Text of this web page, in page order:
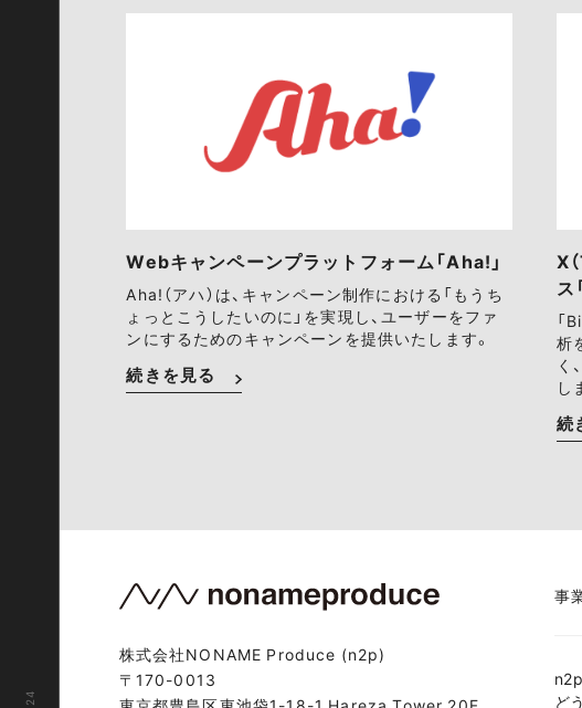
Webキャンペーンプラットフォーム「Aha!」
Aha!（アハ）は、キャンペーン制作における「もうち
ょっとこうしたいのに」を実現し、ユーザーをファ
ンにするためのキャンペーンを提供いたします。
続きを見る
X
ス
「
析
く
し
続
株式会社NONAME Produce (n2p)
〒170-0013
事
ど